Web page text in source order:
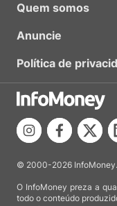
Quem somos
Anuncie
Política de
© 2000-2026
O InfoMoney preza a
todo o conteúdo